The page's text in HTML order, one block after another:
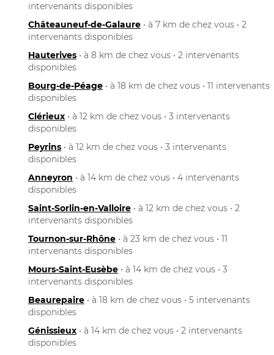
intervenants disponibles
Châteauneuf-de-Galaure • à 7 km de chez vous • 2
intervenants disponibles
Hauterives • à 8 km de chez vous • 2 intervenants
disponibles
Bourg-de-Péage • à 18 km de chez vous • 11 intervenants
disponibles
Clérieux • à 12 km de chez vous • 3 intervenants
disponibles
Peyrins • à 12 km de chez vous • 3 intervenants
disponibles
Anneyron • à 14 km de chez vous • 4 intervenants
disponibles
Saint-Sorlin-en-Valloire • à 12 km de chez vous • 2
intervenants disponibles
Tournon-sur-Rhône • à 23 km de chez vous • 11
intervenants disponibles
Mours-Saint-Eusèbe • à 14 km de chez vous • 3
intervenants disponibles
Beaurepaire • à 18 km de chez vous • 5 intervenants
disponibles
Génissieux • à 14 km de chez vous • 2 intervenants
disponibles